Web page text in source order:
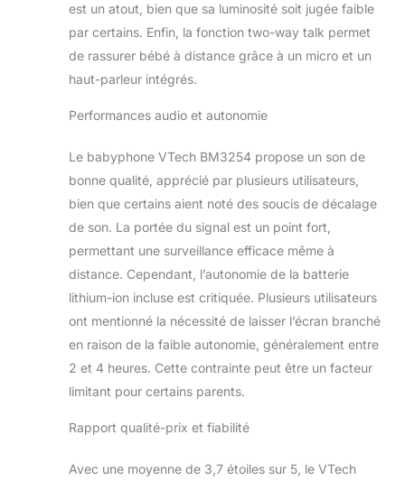
environnement
confortable pour
bébé. Grâce au
intégré, vous serez
température idéale
dans la chambre de
bébé changera.
[Distance jusqu'à
300 mètres]- restez
en contact avec
une autre pièce ou
même dans le jardin
sans vous soucier
de la dégradation
ou de la rupture de
la connexion. Vous
votre enfant à tout
Transmission
est un atout, bien que sa luminosité soit jugée faible
par certains. Enfin, la fonction two-way talk permet
de rassurer bébé à distance grâce à un micro et un
haut-parleur intégrés.
Performances audio et autonomie
Le babyphone VTech BM3254 propose un son de
bonne qualité, apprécié par plusieurs utilisateurs,
bien que certains aient noté des soucis de décalage
de son. La portée du signal est un point fort,
permettant une surveillance efficace même à
distance. Cependant, l’autonomie de la batterie
lithium-ion incluse est critiquée. Plusieurs utilisateurs
ont mentionné la nécessité de laisser l’écran branché
en raison de la faible autonomie, généralement entre
2 et 4 heures. Cette contrainte peut être un facteur
limitant pour certains parents.
Rapport qualité-prix et fiabilité
Avec une moyenne de 3,7 étoiles sur 5, le VTech